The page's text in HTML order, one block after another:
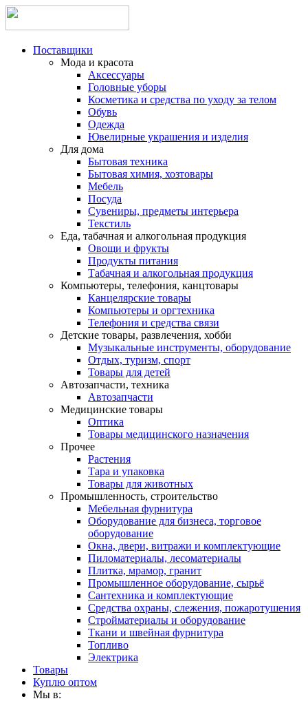
Поставщики
Мода и красота
Аксессуары
Головные уборы
Косметика и средства по уходу за телом
Обувь
Одежда
Ювелирные украшения и изделия
Для дома
Бытовая техника
Бытовая химия, хозтовары
Мебель
Посуда
Сувениры, предметы интерьера
Текстиль
Еда, табачная и алкогольная продукция
Овощи и фрукты
Продукты питания
Табачная и алкогольная продукция
Компьютеры, телефония, канцтовары
Канцелярские товары
Компьютеры и оргтехника
Телефония и средства связи
Детские товары, развлечения, хобби
Музыкальные инструменты, оборудование
Отдых, туризм, спорт
Товары для детей
Автозапчасти, техника
Автозапчасти
Медицинские товары
Оптика
Товары медицинского назначения
Прочее
Растения
Тара и упаковка
Товары для животных
Промышленность, строительство
Мебельная фурнитура
Оборудование для бизнеса, торговое
оборудование
Окна, двери, витражи и комплектующие
Пиломатериалы, лесоматериалы
Плитка, мрамор, гранит
Промышленное оборудование, сырьё
Сантехника и комплектующие
Средства охраны, слежения, пожаротушения
Стройматериалы и оборудование
Ткани и швейная фурнитура
Топливо
Электрика
Товары
Куплю оптом
Мы в: